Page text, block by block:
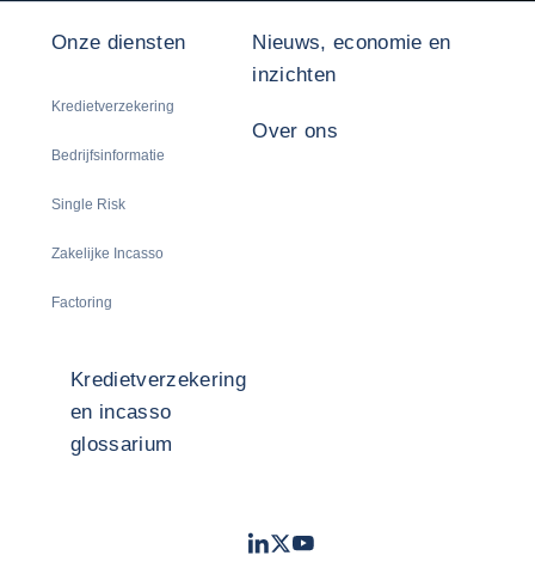
Onze diensten
Kredietverzekering
Bedrijfsinformatie
Single Risk
Zakelijke Incasso
Factoring
Nieuws, economie en
inzichten
Over ons
Kredietverzekering
en incasso
glossarium
LinkedIn
TwitterYoutube